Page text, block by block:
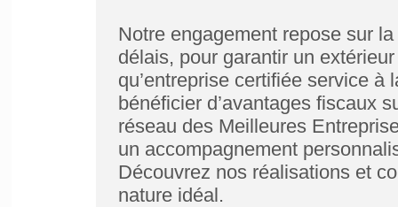
Notre engagement repose sur
délais, pour garantir un
qu’entreprise certifiée service
bénéficier d’avantages fiscaux
réseau des Meilleures
un accompagnement
Découvrez nos réalisations et
nature idéal.